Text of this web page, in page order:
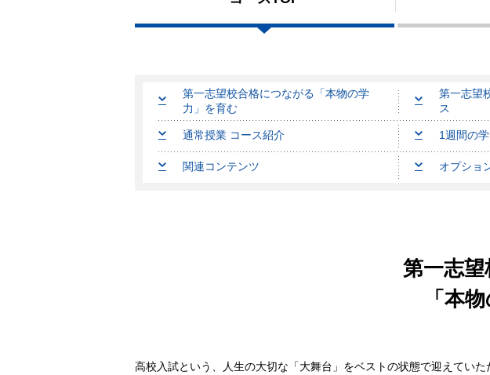
第一志望校合格につながる「本物の学
力」を育む
第一志望
ス
通常授業 コース紹介 1週間の
関連コンテンツ オプショ
第一志
「本
高校入試という、人生の大切な「大舞台」をベストの状態で迎えてい